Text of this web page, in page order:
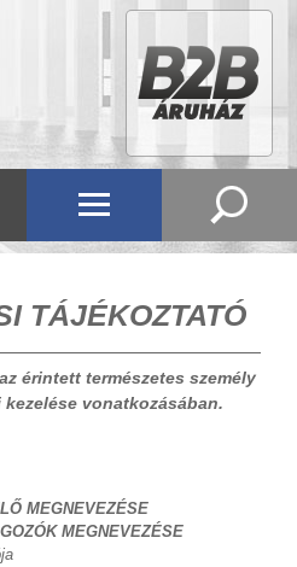
TÁJÉKOZTATÓ
érintett természetes személy
vonatkozásában.
MEGNEVEZÉSE
MEGNEVEZÉSE